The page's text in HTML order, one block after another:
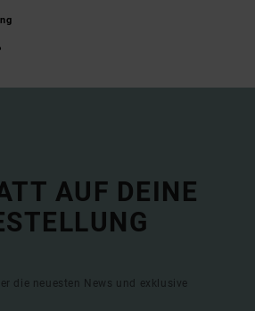
AUF DEINE
die neuesten News und exklusive